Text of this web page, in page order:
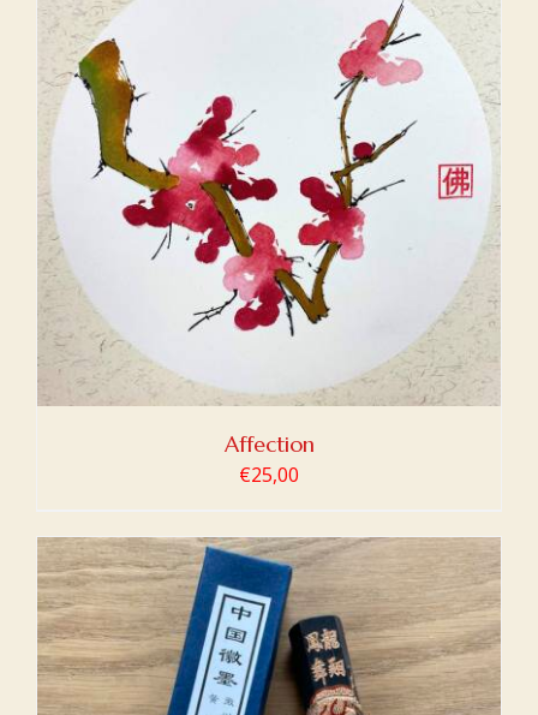
Affection
€25,00